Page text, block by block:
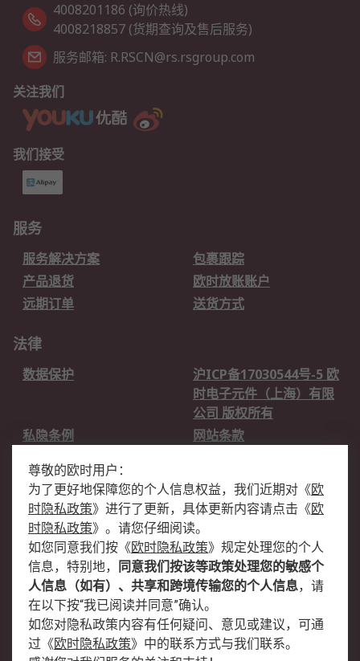
4008201186 (询价热线)
4008218857 (货期查询及售后服务)
服务邮箱: R.RSCN@rs.rsgroup.com
关注我们
我们接受
服务
服务解决方案
包裹跟踪
产品退货
欧时放账账户
远期订单
送货方式
法律
数据保护
沪ICP备17030544号-5 欧
时电子元件（上海）有限
公司 版权所有
私隐条例
网站条款
关于欧时
欧时销售条款
账户和付款
企业集团
全球办事处
关于我们
新闻中心
加入我们
尊敬的欧时用户：
为了更好地保障您的个人信息权益，我们近期对 《欧
时隐私政策》 进行了更新，具体更新内容请点击 《欧
时隐私政策》 。请您仔细阅读。
如您同意我们按 《欧时隐私政策》 规定处理您的个人
信息，特别地，
同意我们按该等政策处理您的敏感个
人信息（如有）、共享和跨境传输您的个人信息，请
在以下按“我已阅读并同意”确认。
如您对隐私政策内容有任何疑问、意见或建议，可通
过 《欧时隐私政策》 中的联系方式与我们联系。